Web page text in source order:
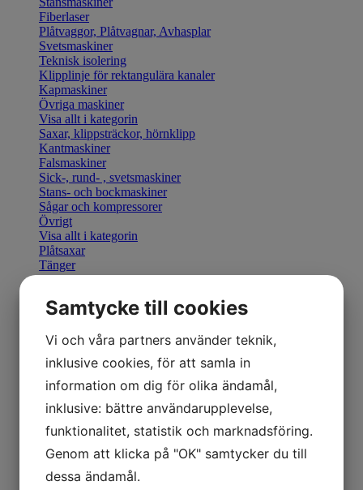
Fiberlaser
Plåtvaggor, Plåtvagnar, Avhasplar
Svetsmaskiner
Teknisk isolering
Klipplinje för rektangulära kanaler
Kapmaskiner
Övriga maskiner
Visa allt i kategorin
Saxar, klippsträckor, hörnklipp
Kantmaskiner
Falsmaskiner
Sick-, rund- , svetsmaskiner
Stans- och bockmaskiner
Sågar och kompressorer
Övrigt
Visa allt i kategorin
Plåtsaxar
Tänger
Bocka & Forma
Elhandverktyg
Saxar & Knivar
Hammare & klubbor
Övriga produkter
Övriga verktyg
Visa allt i kategorin
Visa allt i kategorin
Manuella kantmaskiner
Motordrivna kantmaskiner
Retrofit U-Bend styrning
Visa allt i kategorin
Hydraulisk Gradsax
Samtycke till cookies
Vi och våra partners använder teknik,
inklusive cookies, för att samla in
information om dig för olika ändamål,
inklusive: bättre användarupplevelse,
funktionalitet, statistik och marknadsföring.
Genom att klicka på "OK" samtycker du till
dessa ändamål.